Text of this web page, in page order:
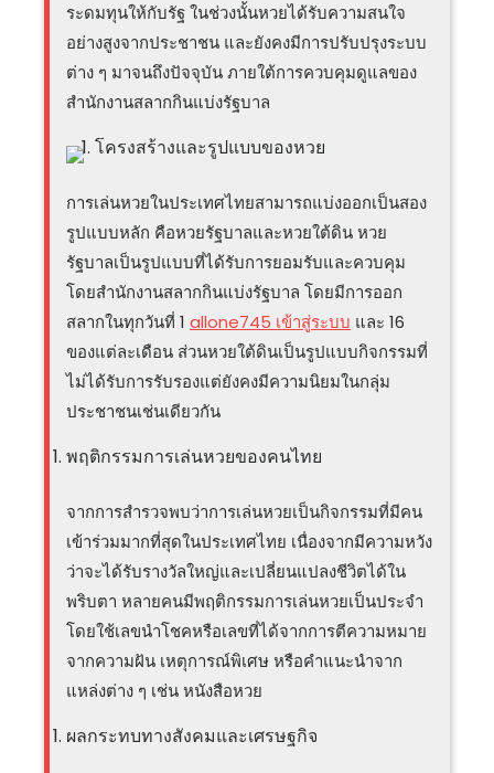
ระดมทุนให้กับรัฐ ในช่วงนั้นหวยได้รับความสนใจ
อย่างสูงจากประชาชน และยังคงมีการปรับปรุงระบบ
ต่าง ๆ มาจนถึงปัจจุบัน ภายใต้การควบคุมดูแลของ
สำนักงานสลากกินแบ่งรัฐบาล
โครงสร้างและรูปแบบของหวย
การเล่นหวยในประเทศไทยสามารถแบ่งออกเป็นสอง
รูปแบบหลัก คือหวยรัฐบาลและหวยใต้ดิน หวย
รัฐบาลเป็นรูปแบบที่ได้รับการยอมรับและควบคุม
โดยสำนักงานสลากกินแบ่งรัฐบาล โดยมีการออก
สลากในทุกวันที่ 1 allone745 เข้าสู่ระบบ และ 16
ของแต่ละเดือน ส่วนหวยใต้ดินเป็นรูปแบบกิจกรรมที่
ไม่ได้รับการรับรองแต่ยังคงมีความนิยมในกลุ่ม
ประชาชนเช่นเดียวกัน
พฤติกรรมการเล่นหวยของคนไทย
จากการสำรวจพบว่าการเล่นหวยเป็นกิจกรรมที่มีคน
เข้าร่วมมากที่สุดในประเทศไทย เนื่องจากมีความหวัง
ว่าจะได้รับรางวัลใหญ่และเปลี่ยนแปลงชีวิตได้ใน
พริบตา หลายคนมีพฤติกรรมการเล่นหวยเป็นประจำ
โดยใช้เลขนำโชคหรือเลขที่ได้จากการตีความหมาย
จากความฝัน เหตุการณ์พิเศษ หรือคำแนะนำจาก
แหล่งต่าง ๆ เช่น หนังสือหวย
ผลกระทบทางสังคมและเศรษฐกิจ